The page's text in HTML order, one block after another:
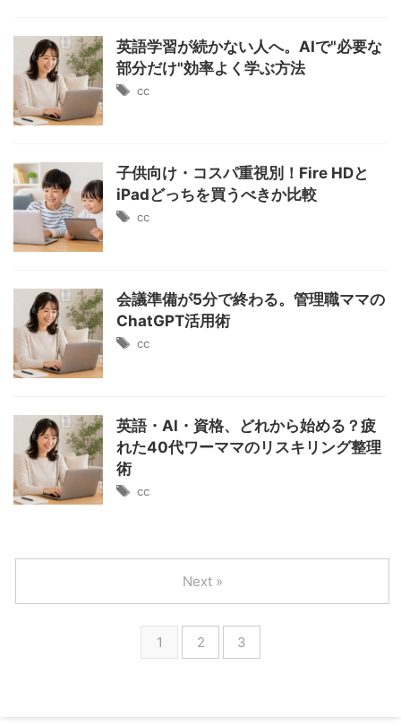
英語学習が続かない人へ。AIで"必要な
部分だけ"効率よく学ぶ方法
cc
子供向け・コスパ重視別！Fire HDと
iPadどっちを買うべきか比較
cc
会議準備が5分で終わる。管理職ママの
ChatGPT活用術
cc
英語・AI・資格、どれから始める？疲
れた40代ワーママのリスキリング整理
術
cc
1 2 3
Next »